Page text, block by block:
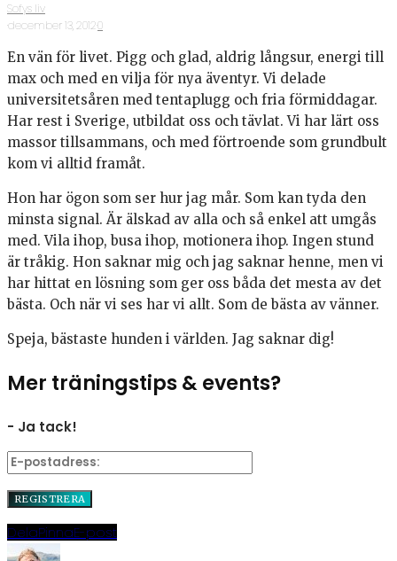
Sofys liv
·december 13, 2012·0
En vän för livet. Pigg och glad, aldrig långsur, energi till
max och med en vilja för nya äventyr. Vi delade
universitetsåren med tentaplugg och fria förmiddagar.
Har rest i Sverige, utbildat oss och tävlat. Vi har lärt oss
massor tillsammans, och med förtroende som grundbult
kom vi alltid framåt.
Hon har ögon som ser hur jag mår. Som kan tyda den
minsta signal. Är älskad av alla och så enkel att umgås
med. Vila ihop, busa ihop, motionera ihop. Ingen stund
är tråkig. Hon saknar mig och jag saknar henne, men vi
har hittat en lösning som ger oss båda det mesta av det
bästa. Och när vi ses har vi allt. Som de bästa av vänner.
Speja, bästaste hunden i världen. Jag saknar dig!
Mer träningstips & events?
- Ja tack!
DelaPinnaE-post